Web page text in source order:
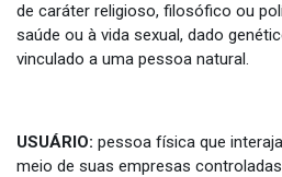
de caráter religioso, filosófico ou
saúde ou à vida sexual, dado
vinculado a uma pessoa natural.
USUÁRIO: pessoa física que
meio de suas empresas